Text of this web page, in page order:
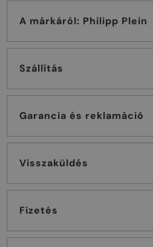
A márkáról: Philipp Plein
Szállítás
Garancia és reklamáció
Visszaküldés
Fizetés